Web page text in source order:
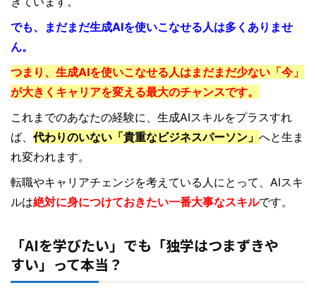
でも、まだまだ生成AIを使いこなせる人は多くありませ
ん。
つまり、生成AIを使いこなせる人はまだまだ少ない「今」
が大きくキャリアを変える最大のチャンスです。
これまでのあなたの経験に、生成AIスキルをプラスすれ
ば、代わりのいない「貴重なビジネスパーソン」 へと生ま
れ変われます。
転職やキャリアチェンジを考えている人にとって、AIスキ
ルは絶対に身につけておきたい一番大事なスキルです。
「AIを学びたい」でも「独学はつまずきや
すい」って本当？